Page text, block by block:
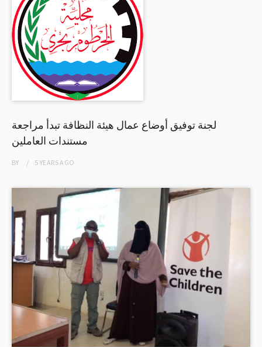
لجنة توفيق أوضاع عمال هيئة النظافة تبدأ مراجعة
مستندات العاملين
BY 5 YEARSAGO